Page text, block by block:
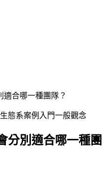
適合哪一種團隊？
態系案例 入門一般觀念
分別適合哪一種團